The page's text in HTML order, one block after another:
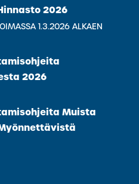
2026(ULKOINEN
LINKKI)
1.3.2026 ALKAEN
2026
Muista